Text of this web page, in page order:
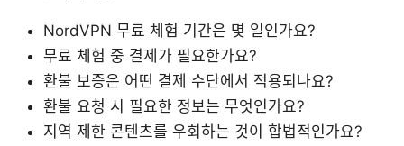
NordVPN 무료 체험 기간은 몇 일인가요?
무료 체험 중 결제가 필요한가요?
환불 보증은 어떤 결제 수단에서 적용되나요?
환불 요청 시 필요한 정보는 무엇인가요?
지역 제한 콘텐츠를 우회하는 것이 합법적인가요?